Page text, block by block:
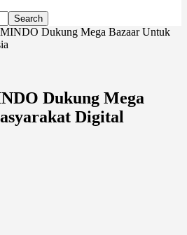
Dukung Mega Bazaar Untuk
Dukung Mega
Digital